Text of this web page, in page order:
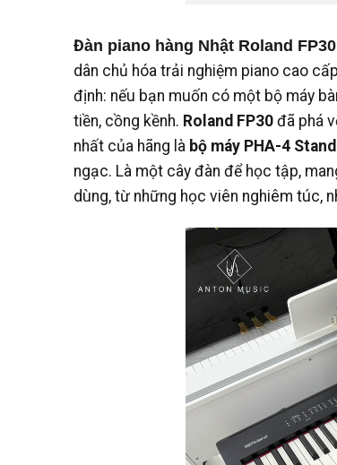
Đàn piano hàng Nhật Roland FP30
dân chủ hóa trải nghiệm piano cao
định: nếu bạn muốn có một bộ máy
tiền, cồng kềnh. Roland FP30 đã phá
nhất của hãng là bộ máy PHA-4
ngạc. Là một cây đàn để học tập,
dùng, từ những học viên nghiêm túc,